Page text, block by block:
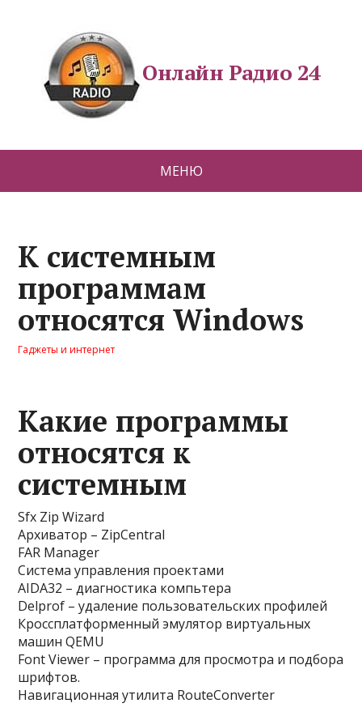
Онлайн Радио 24
МЕНЮ
К системным
программам
относятся Windows
Гаджеты и интернет
Какие программы
относятся к
системным
Sfx Zip Wizard
Архиватор – ZipCentral
FAR Manager
Система управления проектами
AIDA32 – диагностика компьтера
Delprof – удаление пользовательских профилей
Кроссплатформенный эмулятор виртуальных
машин QEMU
Font Viewer – программа для просмотра и подбора
шрифтов.
Навигационная утилита RouteConverter